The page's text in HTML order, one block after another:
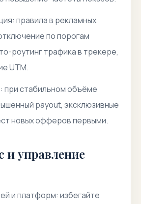
правила в рекламных
по порогам
роутинг трафика в трекере,
UTM.
при стабильном объёме
payout, эксклюзивные
новых офферов первыми.
и управление
и платформ: избегайте